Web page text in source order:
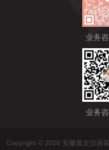
业务
业务
Copyright © 2026 安徽嘉文仪器